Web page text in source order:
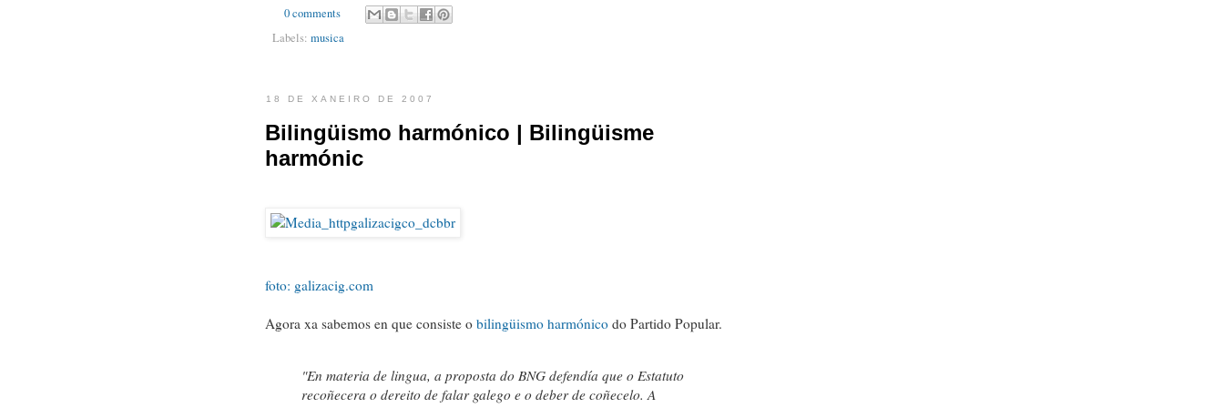
0 comments
Labels: musica
18 DE XANEIRO DE 2007
Bilingüismo harmónico | Bilingüisme
harmónic
foto: galizacig.com
Agora xa sabemos en que consiste o bilingüismo harmónico do Partido Popular.
"En materia de lingua, a proposta do BNG defendía que o Estatuto
recoñecera o dereito de falar galego e o deber de coñecelo. A